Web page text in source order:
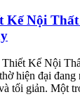
Kế Nội
Kế Nội
hiện đại
tối giản. Một